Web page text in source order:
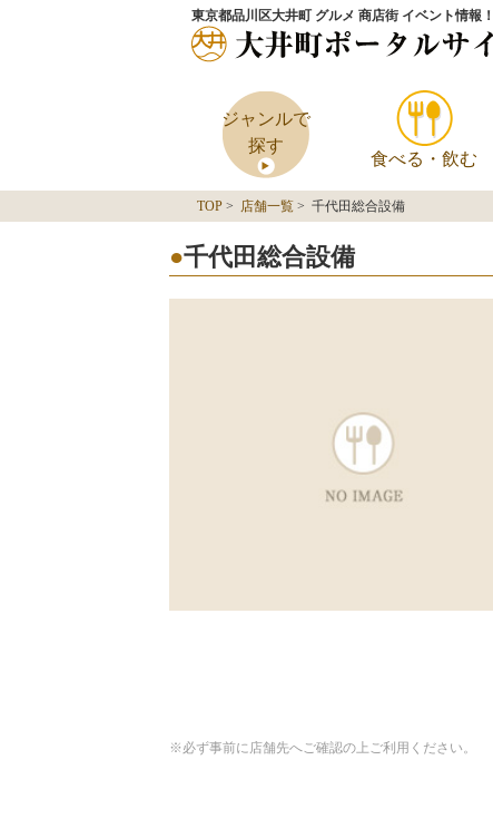
東京都品川区大井町 グルメ 商店街 イベント情報！
ジャンルで
探す
食べる・飲む
TOP > 店舗一覧 > 千代田総合設備
千代田総合設備
※必ず事前に店舗先へご確認の上ご利用ください。